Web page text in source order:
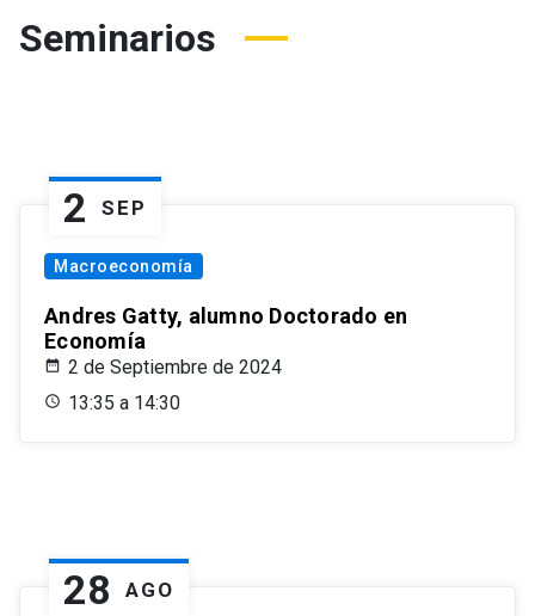
Seminarios
2 SEP
Macroeconomía
Andres Gatty, alumno Doctorado en
Economía
2 de Septiembre de 2024
13:35 a 14:30
28 AGO